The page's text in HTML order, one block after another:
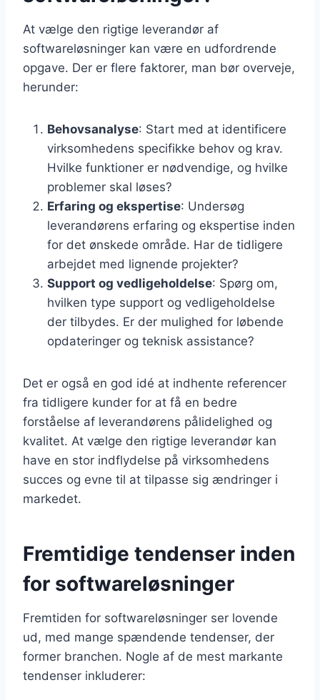
At vælge den rigtige leverandør af
softwareløsninger kan være en udfordrende
opgave. Der er flere faktorer, man bør overveje,
herunder:
Behovsanalyse: Start med at identificere
virksomhedens specifikke behov og krav.
Hvilke funktioner er nødvendige, og hvilke
problemer skal løses?
Erfaring og ekspertise: Undersøg
leverandørens erfaring og ekspertise inden
for det ønskede område. Har de tidligere
arbejdet med lignende projekter?
Support og vedligeholdelse: Spørg om,
hvilken type support og vedligeholdelse
der tilbydes. Er der mulighed for løbende
opdateringer og teknisk assistance?
Det er også en god idé at indhente referencer
fra tidligere kunder for at få en bedre
forståelse af leverandørens pålidelighed og
kvalitet. At vælge den rigtige leverandør kan
have en stor indflydelse på virksomhedens
succes og evne til at tilpasse sig ændringer i
markedet.
Fremtidige tendenser inden
for softwareløsninger
Fremtiden for softwareløsninger ser lovende
ud, med mange spændende tendenser, der
former branchen. Nogle af de mest markante
tendenser inkluderer: